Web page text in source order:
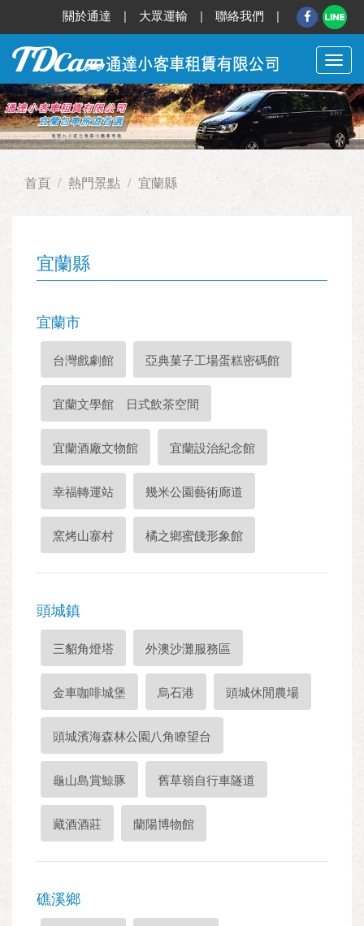
關於通達 | 大眾運輸 | 聯絡我們 |
切
換
選
單
首頁 熱門景點 宜蘭縣
宜蘭縣
宜蘭市
台灣戲劇館 亞典菓子工場蛋糕密碼館
宜蘭文學館 日式飲茶空間
宜蘭酒廠文物館 宜蘭設治紀念館
幸福轉運站 幾米公園藝術廊道
窯烤山寨村 橘之鄉蜜餞形象館
頭城鎮
三貂角燈塔 外澳沙灘服務區
金車咖啡城堡 烏石港 頭城休閒農場
頭城濱海森林公園八角瞭望台
龜山島賞鯨豚 舊草嶺自行車隧道
藏酒酒莊 蘭陽博物館
礁溪鄉